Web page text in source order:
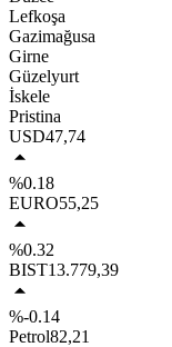
Lefkoşa
Gazimağusa
Girne
Güzelyurt
İskele
Pristina
USD47,74
%0.18
EURO55,25
%0.32
BIST13.779,39
%-0.14
Petrol82,21